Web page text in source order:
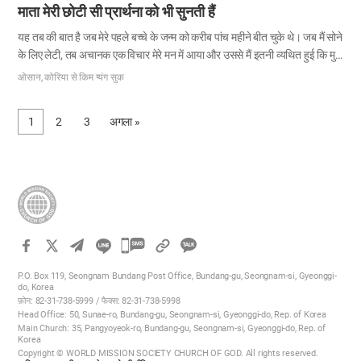
माता मेरी छोटी सी प्रार्थना को भी सुनती हैं
यह तब की बात है जब मेरे पहले बच्चे के जन्म को करीब पांच महीने बीत चुके थे। जब मैं सोने
के लिए लेटी, तब अचानक एक विचार मेरे मन में आया और उससे मैं इतनी व्यथित हुई कि मुझे
नींद भी नहीं आई। ‘मेरे मरने के बाद क्या होगा?’ न जाने क्यों अचानक यह विचार मेरे मन में
शायद इसलिए मृत्यु से बचने को आतुर हो गई कि मैं अभी–अभी एक मां बनी थी जिसे अपने
बच्चे के जीवन की रक्षा की जिम्मेदारी लेनी चाहिए थी। उस समय के दौरान मैं चर्च ऑफ गॉड
ओसान, कोरिया से किम ग्यंग सुक
1 2 3 अगला »
카
오
톡
공
P.O. Box 119, Seongnam Bundang Post Office, Bundang-gu, Seongnam-si, Gyeonggi-
do, Korea
फ़ोन: 82-31-738-5999 / फैक्स: 82-31-738-5998
Head Office: 50, Sunae-ro, Bundang-gu, Seongnam-si, Gyeonggi-do, Rep. of Korea
Main Church: 35, Pangyoyeok-ro, Bundang-gu, Seongnam-si, Gyeonggi-do, Rep. of
Korea
Copyright © WORLD MISSION SOCIETY CHURCH OF GOD. All rights reserved.